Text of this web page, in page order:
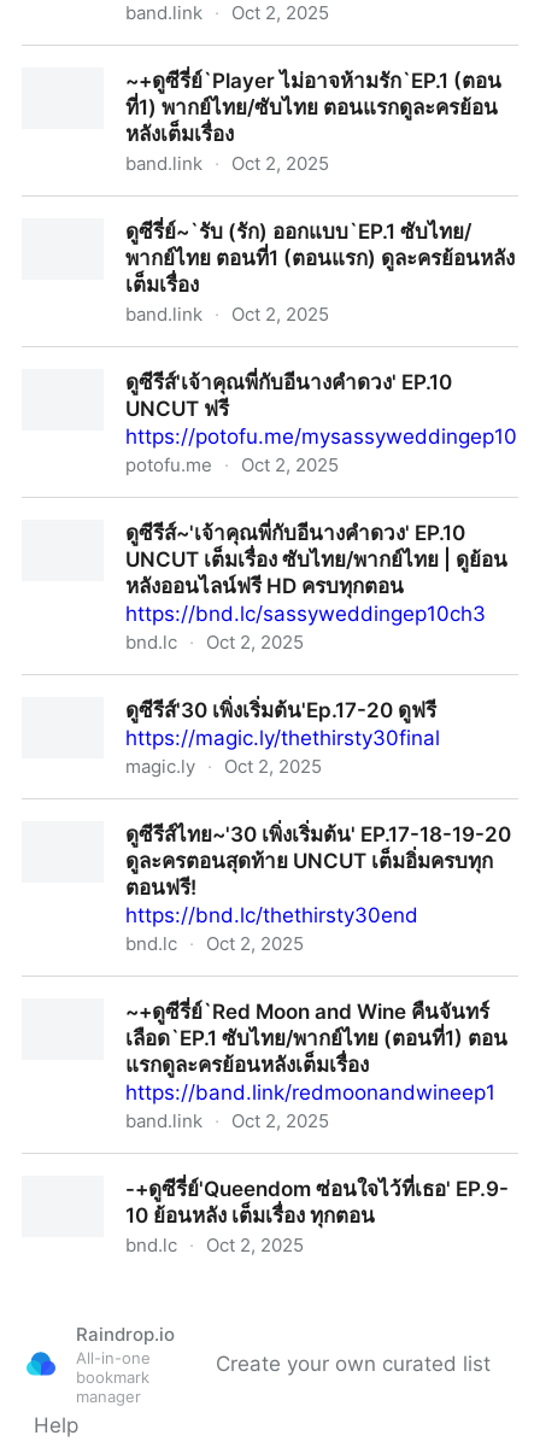
band.link · Oct 2, 2025
ฟรี เต็มอิ่มครบทุกตอน!~+ดูซีรี่ย์`Player ไม่อาจห้ามรัก`EP.1 (ตอน
ที่1) พากย์ไทย/ซับไทย ตอนแรกดูละครย้อน
หลังเต็มเรื่อง
band.link · Oct 2, 2025
ซับไทย ตอนแรกดูละครย้อนหลังเต็มเรื่อง
ดูซีรี่ย์~`รับ (รัก) ออกแบบ`EP.1 ซับไทย/
พากย์ไทย ตอนที่1 (ตอนแรก) ดูละครย้อนหลัง
เต็มเรื่อง
band.link · Oct 2, 2025
(ตอนแรก) ดูละครย้อนหลังเต็มเรื่อง
ดูซีรีส์'เจ้าคุณพี่กับอีนางคำดวง' EP.10
UNCUT ฟรี
https://potofu.me/mysassyweddingep10
potofu.me · Oct 2, 2025
ดูซีรีส์~'เจ้าคุณพี่กับอีนางคำดวง' EP.10
UNCUT เต็มเรื่อง ซับไทย/พากย์ไทย | ดูย้อน
หลังออนไลน์ฟรี HD ครบทุกตอน
https://bnd.lc/sassyweddingep10ch3
bnd.lc · Oct 2, 2025
ซับไทย/พากย์ไทย | ดูย้อนหลังออนไลน์ฟรี HD ครบทุกตอน
ดูซีรีส์'30 เพิ่งเริ่มต้น'Ep.17-20 ดูฟรี
https://magic.ly/thethirsty30final
magic.ly · Oct 2, 2025
ดูซีรีส์ไทย~'30 เพิ่งเริ่มต้น' EP.17-18-19-20
ดูละครตอนสุดท้าย UNCUT เต็มอิ่มครบทุก
ตอนฟรี!
https://bnd.lc/thethirsty30end
bnd.lc · Oct 2, 2025
สุดท้าย UNCUT เต็มอิ่มครบทุกตอนฟรี!
~+ดูซีรี่ย์`Red Moon and Wine คืนจันทร์
เลือด`EP.1 ซับไทย/พากย์ไทย (ตอนที่1) ตอน
แรกดูละครย้อนหลังเต็มเรื่อง
https://band.link/redmoonandwineep1
band.link · Oct 2, 2025
ไทย/พากย์ไทย (ตอนที่1) ตอนแรกดูละครย้อนหลังเต็มเรื่อง
-+ดูซีรี่ย์'Queendom ซ่อนใจไว้ที่เธอ' EP.9-
10 ย้อนหลัง เต็มเรื่อง ทุกตอน
bnd.lc · Oct 2, 2025
Raindrop.io
All-in-one
bookmark
manager
Create your own curated list
Help